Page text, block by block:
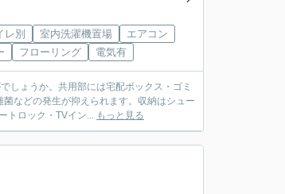
レ別 室内洗濯機置場
エアコン
フローリング 電気有
しょうか。共用部には宅配ボックス・ゴミ
などの発生が抑えられます。収納はシュー
トロック・TVイン... もっと見る